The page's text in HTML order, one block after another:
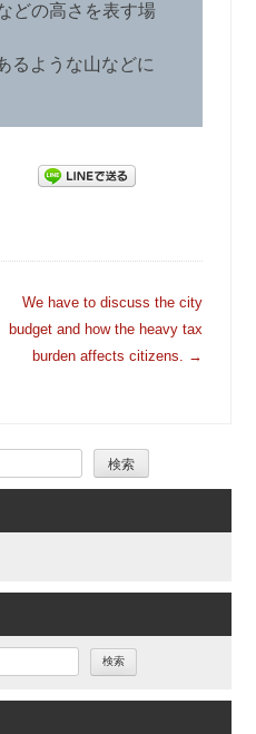
どの高さを表す場
るような山などに
We have to discuss the city
budget and how the heavy tax
burden affects citizens. →